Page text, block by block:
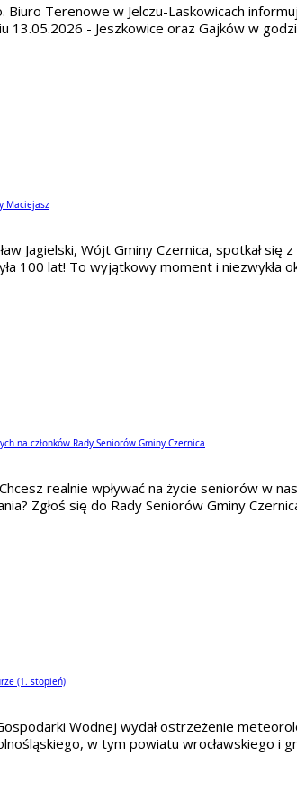
Biuro Terenowe w Jelczu-Laskowicach
13.05.2026 - Jeszkowice oraz Gajków w
Maciejasz
Jagielski, Wójt Gminy Czernica, spotkał się
100 lat! To wyjątkowy moment i niezwykła
na członków Rady Seniorów Gminy Czernica
realnie wpływać na życie seniorów w
Zgłoś się do Rady Seniorów Gminy
(1. stopień)
Wodnej wydał ostrzeżenie
w tym powiatu wrocławskiego i